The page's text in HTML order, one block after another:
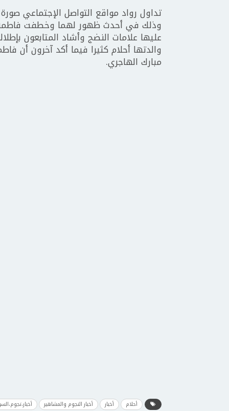
تداول رواد مواقع التواصل الإجتماعي
وذلك في أحدث ظهور لهما وخطفت فاطمة
عليها علامات النضج وأشاد المتابعون
والدتها أحلام كثيرا فيما أكد آخرون أن
مبارك الهاجري.
أحلام أخبار أخبار النجوم والمشاهير